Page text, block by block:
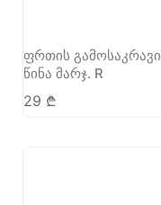
ფრთის გამოსაკრავი
წინა მარჯ. R
29 ₾